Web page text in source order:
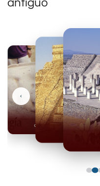
antiguo
Olmecas
‹